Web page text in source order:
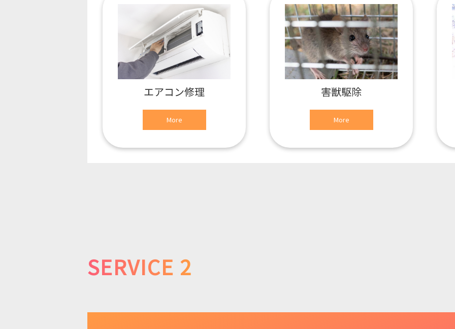
エアコン修理
More
害獣駆除
More
SERVICE 2